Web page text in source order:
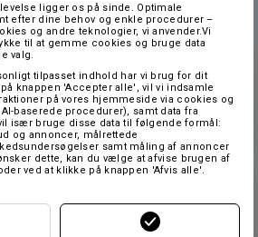
ligger os på sinde. Optimale
efter dine behov og enkle procedurer –
og andre teknologier, vi anvender.Vi
til at gemme cookies og bruge data
valg.
tilpasset indhold har vi brug for dit
knappen 'Accepter alle', vil vi indsamle
på vores hjemmeside via cookies og
baserede procedurer), samt data fra
især bruge disse data til følgende formål:
og annoncer, målrettede
samt måling af annoncer
dette, kan du vælge at afvise brugen af
ved at klikke på knappen 'Afvis alle'.